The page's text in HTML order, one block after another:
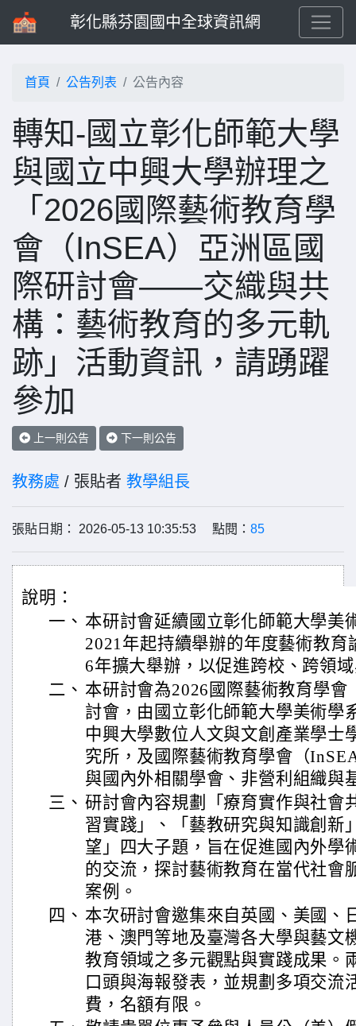
彰化縣芬園國中全球資訊網
首頁 公告列表 公告內容
轉知-國立彰化師範大學
與國立中興大學辦理之
「2026國際藝術教育學
會（InSEA）亞洲區國
際研討會——交織與共
構：藝術教育的多元軌
跡」活動資訊，請踴躍
參加
上一則公告 下一則公告
教務處 / 張貼者 教學組長
張貼日期： 2026-05-13 10:35:53 點閱： 85
說明：
一、 本研討會延續國立彰化師範大學美
2021年起持續舉辦的年度藝術教育
6年擴大舉辦，以促進跨校、跨領
二、 本研討會為2026國際藝術教育學
討會，由國立彰化師範大學美術學
中興大學數位人文與文創產業學士
究所，及國際藝術教育學會（
與國內外相關學會、非營利組織與
三、 研討會內容規劃「療育實作與社會
習實踐」、「藝教研究與知識創新
望」四大子題，旨在促進國內外學
的交流，探討藝術教育在當代社會
案例。
四、 本次研討會邀集來自英國、美國、
港、澳門等地及臺灣各大學與藝文
教育領域之多元觀點與實踐成果。
口頭與海報發表，並規劃多項交流
費，名額有限。